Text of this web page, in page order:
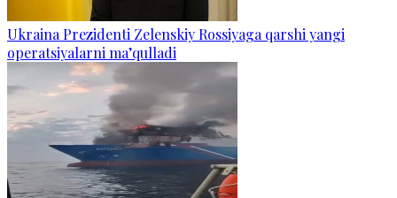
Ukraina Prezidenti Zelenskiy Rossiyaga qarshi yangi
operatsiyalarni ma’qulladi